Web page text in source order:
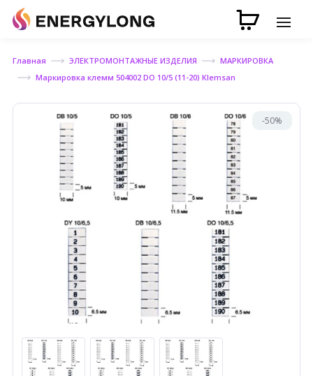
Главная ЭЛЕКТРОМОНТАЖНЫЕ ИЗДЕЛИЯ
МАРКИРОВКА
Маркировка клемм 504002 DO 10/5 (11-20) Klemsan
-50%